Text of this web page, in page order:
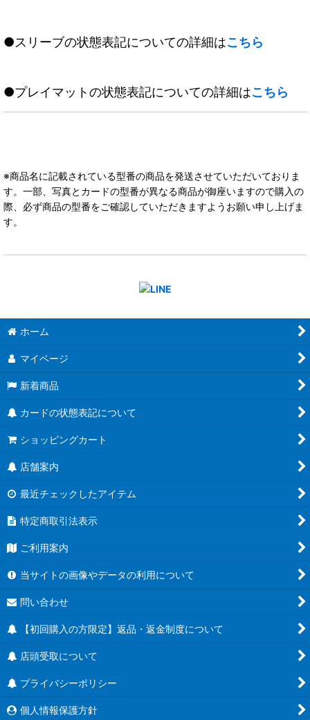
●スリーブの状態表記についての詳細はこちら
●プレイマットの状態表記についての詳細はこちら
※商品名に記載されている型番の商品を発送させていただいておりま
す。一部、写真とカードの型番が異なる商品が御座いますので購入の
際、必ず商品の型番をご確認していただきますようお願い申し上げま
す。
ホーム
マイページ
新着商品
カードの状態表記について
ショッピングカート
店舗案内
最近チェックしたアイテム
特定商取引法表示
ご利用案内
当サイトの画像やデータの利用について
問い合わせ
【初回購入の方限定】返品・返金制度について
店頭受取について
プライバシーポリシー
個人情報保護方針